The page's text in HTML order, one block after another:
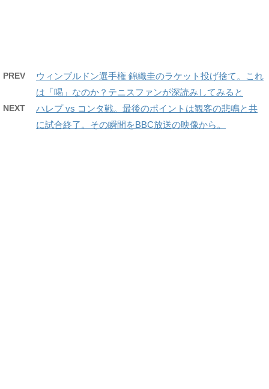
PREV
ウィンブルドン選手権 錦織圭のラケット投げ捨て。これ
は「喝」なのか？テニスファンが深読みしてみると
NEXT
ハレプ vs コンタ戦。最後のポイントは観客の悲鳴と共
に試合終了。その瞬間をBBC放送の映像から。